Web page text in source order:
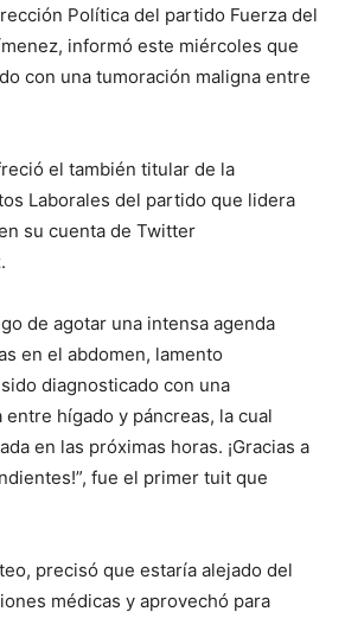
Política del partido Fuerza del
informó este miércoles que
con una tumoración maligna entre
el también titular de la
Laborales del partido que lidera
su cuenta de Twitter
de agotar una intensa agenda
en el abdomen, lamento
diagnosticado con una
hígado y páncreas, la cual
en las próximas horas. ¡Gracias a
fue el primer tuit que
precisó que estaría alejado del
médicas y aprovechó para